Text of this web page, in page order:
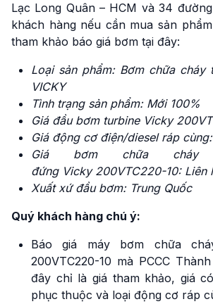
Lạc Long Quân – HCM và 34
khách hàng nếu cần mua sản
tham khảo báo giá bơm tại đây:
Loại sản phẩm: Bơm chữa cháy
VICKY
Tình trạng sản phẩm: Mới 100%
Giá đầu bơm turbine Vicky
Giá động cơ điện/diesel ráp
Giá bơm chữa cháy
đứng Vicky 200VTC220-10: Liên
Xuất xứ đầu bơm: Trung Quốc
Quý khách hàng chú ý:
Báo giá máy bơm chữa
200VTC220-10 mà PCCC
đây chỉ là giá tham khảo, giá
phục thuộc và loại động cơ ráp